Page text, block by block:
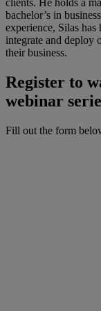
clients. He holds a
bachelor’s in
experience, Silas has
integrate and deploy
their business.
Register to
webinar
Fill out the form